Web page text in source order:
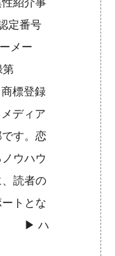
紹介事
定番号
メー
第
標登録
ディア
です。恋
ウハウ
読者の
トとな
。 ▶︎ハ